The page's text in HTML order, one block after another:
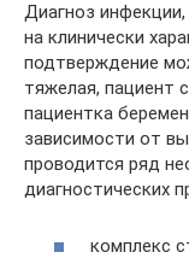
Диагноз
на клинически
подтверждение
тяжелая, пациент
пациентка
зависимости от
проводится ряд
диагностических
комплекс